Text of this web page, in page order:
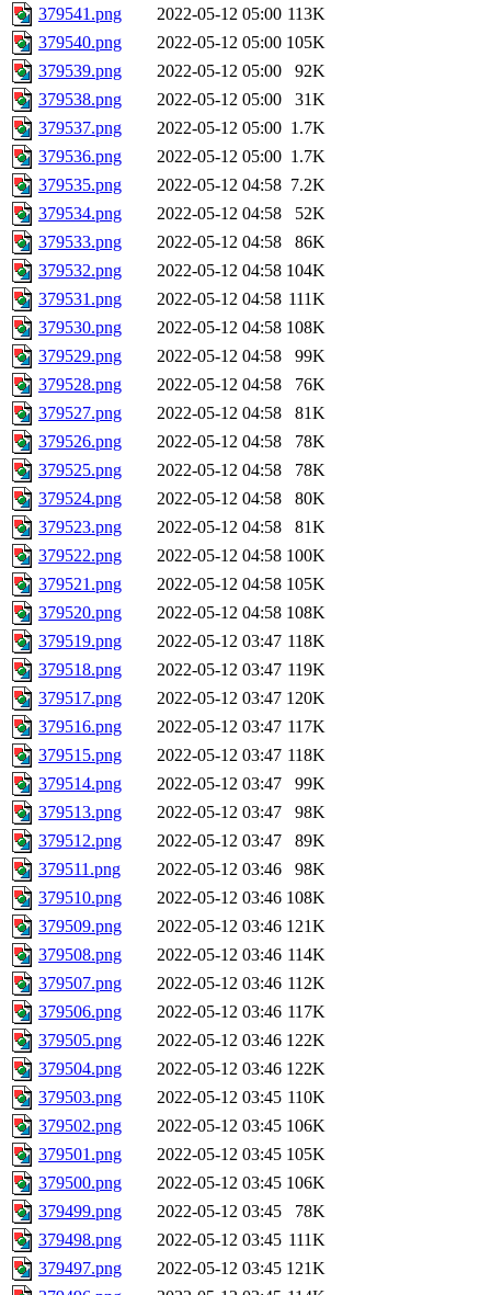
379541.png
2022-05-12 05:00 113K
379540.png
2022-05-12 05:00 105K
379539.png
2022-05-12 05:00
92K
379538.png
2022-05-12 05:00
31K
379537.png
2022-05-12 05:00 1.7K
379536.png
2022-05-12 05:00 1.7K
379535.png
2022-05-12 04:58 7.2K
379534.png
2022-05-12 04:58
52K
379533.png
2022-05-12 04:58
86K
379532.png
2022-05-12 04:58 104K
379531.png
2022-05-12 04:58 111K
379530.png
2022-05-12 04:58 108K
379529.png
2022-05-12 04:58
99K
379528.png
2022-05-12 04:58
76K
379527.png
2022-05-12 04:58
81K
379526.png
2022-05-12 04:58
78K
379525.png
2022-05-12 04:58
78K
379524.png
2022-05-12 04:58
80K
379523.png
2022-05-12 04:58
81K
379522.png
2022-05-12 04:58 100K
379521.png
2022-05-12 04:58 105K
379520.png
2022-05-12 04:58 108K
379519.png
2022-05-12 03:47 118K
379518.png
2022-05-12 03:47 119K
379517.png
2022-05-12 03:47 120K
379516.png
2022-05-12 03:47 117K
379515.png
2022-05-12 03:47 118K
379514.png
2022-05-12 03:47
99K
379513.png
2022-05-12 03:47
98K
379512.png
2022-05-12 03:47
89K
379511.png
2022-05-12 03:46
98K
379510.png
2022-05-12 03:46 108K
379509.png
2022-05-12 03:46 121K
379508.png
2022-05-12 03:46 114K
379507.png
2022-05-12 03:46 112K
379506.png
2022-05-12 03:46 117K
379505.png
2022-05-12 03:46 122K
379504.png
2022-05-12 03:46 122K
379503.png
2022-05-12 03:45 110K
379502.png
2022-05-12 03:45 106K
379501.png
2022-05-12 03:45 105K
379500.png
2022-05-12 03:45 106K
379499.png
2022-05-12 03:45
78K
379498.png
2022-05-12 03:45 111K
379497.png
2022-05-12 03:45 121K